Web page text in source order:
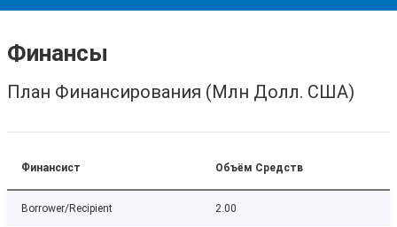
Финансы
План Финансирования (Млн Долл. США)
Финансист Объём Средств
Borrower/Recipient 2.00